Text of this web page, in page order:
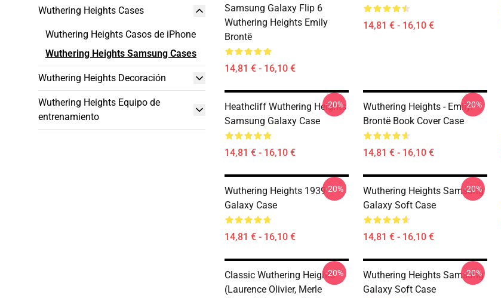
Wuthering Heights Cases
Wuthering Heights Casos de iPhone
Wuthering Heights Samsung Cases
Wuthering Heights Decoración
Wuthering Heights Equipo de
entrenamiento
Samsung Galaxy Flip 6
Wuthering Heights Emily
Brontë
14,81 € - 16,10 €
14,81 € - 16,10 €
Heathcliff Wuthering Heights
Samsung Galaxy Case
14,81 € - 16,10 €
-20%
Wuthering Heights - Emily
Brontë Book Cover Case
14,81 € - 16,10 €
-20%
Wuthering Heights 1939
Galaxy Case
14,81 € - 16,10 €
-20%
Wuthering Heights Samsung
Galaxy Soft Case
14,81 € - 16,10 €
-20%
Classic Wuthering Heights
(Laurence Olivier, Merle
-20%
Wuthering Heights Samsung
Galaxy Soft Case
-20%